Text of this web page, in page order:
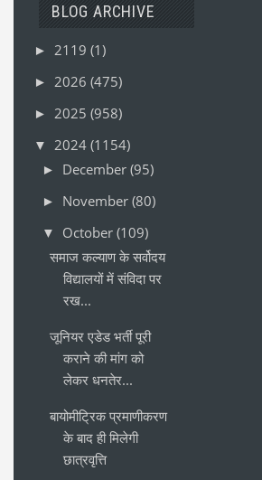
BLOG ARCHIVE
► 2119 (1)
► 2026 (475)
► 2025 (958)
▼ 2024 (1154)
► December (95)
► November (80)
▼ October (109)
समाज कल्याण के सर्वोदय
विद्यालयों में संविदा पर
रख...
जूनियर एडेड भर्ती पूरी
कराने की मांग को
लेकर धनतेर...
बायोमीट्रिक प्रमाणीकरण
के बाद ही मिलेगी
छात्रवृत्ति